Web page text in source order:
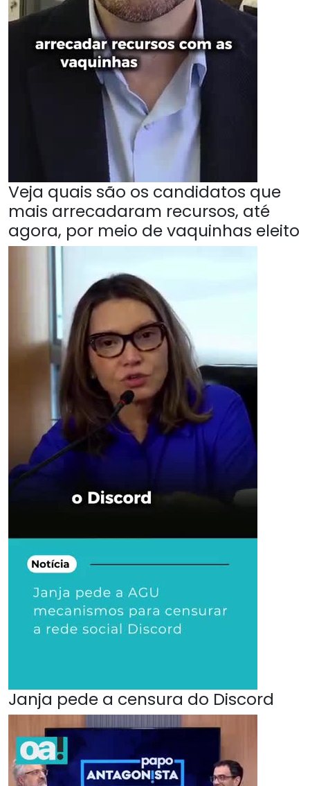
Veja quais são os candidatos que
mais arrecadaram recursos, até
agora, por meio de vaquinhas eleito
Janja pede a censura do Discord